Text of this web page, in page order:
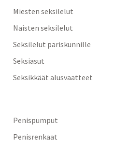
Miesten seksilelut
Naisten seksilelut
Seksilelut pariskunnille
Seksiasut
Seksikkäät alusvaatteet
Penispumput
Penisrenkaat